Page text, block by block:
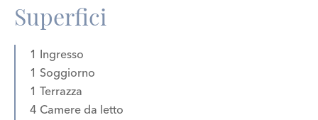
Superfici
1 Ingresso
1 Soggiorno
1 Terrazza
4 Camere da letto